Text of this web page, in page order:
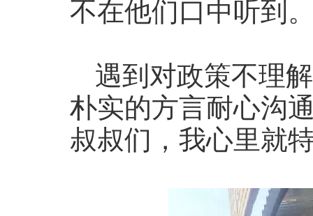
不在他们口中听到
遇到对政策不理
朴实的方言耐心沟
叔叔们，我心里就